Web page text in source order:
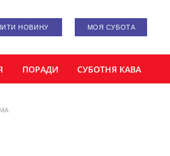
НОВИНУ МОЯ СУБОТА
ПОРАДИ СУБОТНЯ КАВА